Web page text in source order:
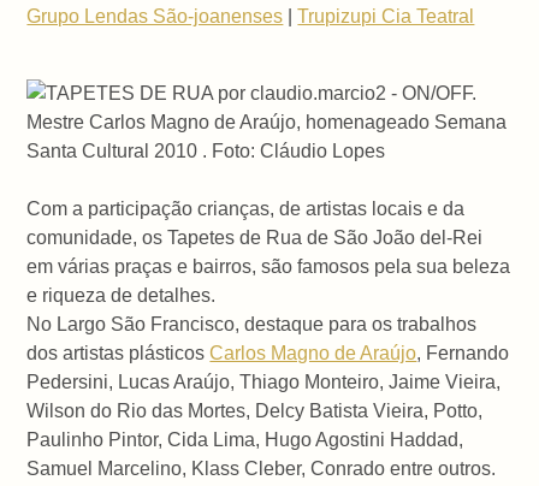
Grupo Lendas São-joanenses |Trupizupi Cia Teatral
Mestre Carlos Magno de Araújo, homenageado Semana
Santa Cultural 2010 . Foto: Cláudio Lopes
Com a participação crianças, de artistas locais e da
comunidade, os Tapetes de Rua de São João del-Rei
em várias praças e bairros, são famosos pela sua beleza
e riqueza de detalhes.
No Largo São Francisco, destaque para os trabalhos
dos artistas plásticosCarlos Magno de Araújo, Fernando
Pedersini, Lucas Araújo, Thiago Monteiro, Jaime Vieira,
Wilson do Rio das Mortes, Delcy Batista Vieira, Potto,
Paulinho Pintor, Cida Lima, Hugo Agostini Haddad,
Samuel Marcelino, Klass Cleber, Conrado entre outros.